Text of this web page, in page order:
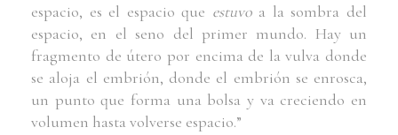
espacio, es el espacio que estuvoa la sombra del
espacio, en el seno del primer mundo. Hay un
fragmento de útero por encima de la vulva donde
se aloja el embrión, donde el embrión se enrosca,
un punto que forma una bolsa y va creciendo en
volumen hasta volverse espacio.”